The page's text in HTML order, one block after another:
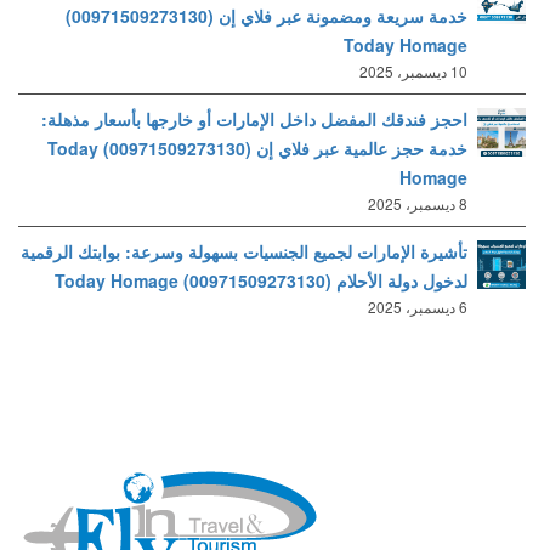
خدمة سريعة ومضمونة عبر فلاي إن (00971509273130)
Today Homage
10 ديسمبر، 2025
احجز فندقك المفضل داخل الإمارات أو خارجها بأسعار مذهلة:
خدمة حجز عالمية عبر فلاي إن (00971509273130) Today
Homage
8 ديسمبر، 2025
تأشيرة الإمارات لجميع الجنسيات بسهولة وسرعة: بوابتك الرقمية
لدخول دولة الأحلام (00971509273130) Today Homage
6 ديسمبر، 2025